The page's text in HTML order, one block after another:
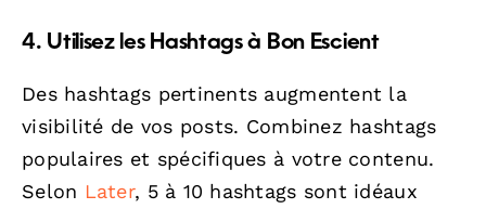
4. Utilisez les Hashtags à Bon Escient
Des hashtags pertinents augmentent la
visibilité de vos posts. Combinez hashtags
populaires et spécifiques à votre contenu.
Selon Later, 5 à 10 hashtags sont idéaux